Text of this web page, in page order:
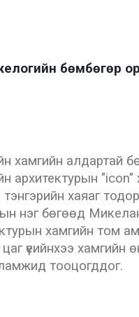
бөмбөгөр
хамгийн алдартай
архитектурын "icon"
хаяаг
нэг бөгөөд
хамгийн том
үеийнхээ хамгийн
тооцогддог.